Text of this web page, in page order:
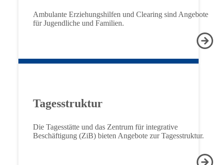
Ambulante Erziehungshilfen und Clearing sind Angebote
für Jugendliche und Familien.
Tagesstruktur
Die Tagesstätte und das Zentrum für integrative
Beschäftigung (ZiB) bieten Angebote zur Tagesstruktur.